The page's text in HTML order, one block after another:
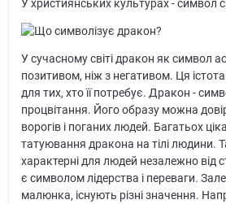
У християнських культурах - символ
У сучасному світі дракон як символ
позитивом, ніж з негативом. Ця
для тих, хто її потребує. Дракон -
процвітання. Його образу можна
ворогів і поганих людей. Багатьох
татуювання дракона на тілі людини.
характерні для людей незалежно від
є символом лідерства і переваги.
малюнка, існують різні значення.